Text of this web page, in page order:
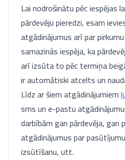
Lai nodrošinātu pēc iespējas
pārdevēju pieredzi, esam
atgādinājumus arī par
samazinās iespēja, ka
arī izsūta to pēc termiņa
ir automātiski atcelts un
Līdz ar šiem atgādinājumiem
sms un e-pastu
darbībām gan pārdevēja, gan
atgādinājumus par
izsūtīšanu, utt.